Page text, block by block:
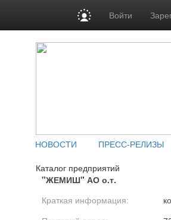
Войти
НОВОСТИ ПРЕСС-РЕЛИЗЫ
Каталог предприятий
"ЖЕМИШ" АО о.т.
Краткая информация: